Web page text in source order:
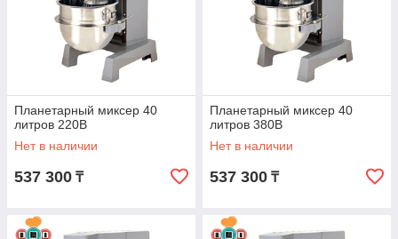
Планетарный миксер 40
литров 220В
Нет в наличии
537 300 ₸
Планетарный миксер 40
литров 380В
Нет в наличии
537 300 ₸